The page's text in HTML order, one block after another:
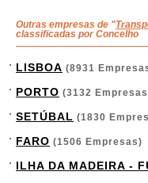
Outras empresas de "
classificadas por Concelho
LISBOA (8931
PORTO (3132
SETÚBAL (1830
FARO (1506 Empresas)
ILHA DA MADEIRA -